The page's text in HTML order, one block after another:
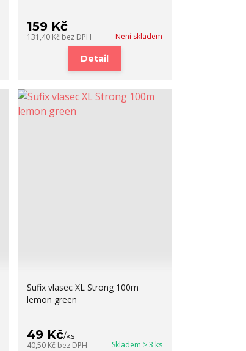
159 Kč
131,40 Kč bez DPH Není skladem
Detail
Sufix vlasec XL Strong 100m
lemon green
49 Kč/ks
40,50 Kč bez DPH Skladem > 3 ks